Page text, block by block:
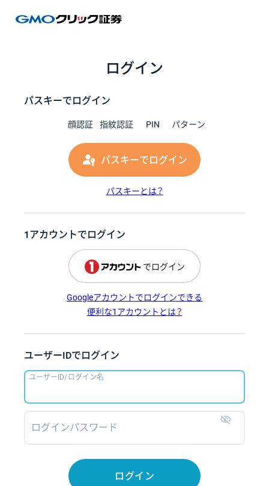
ログイン
パスキーでログイン
顔認証 指紋認証 PIN パターン
パスキーでログイン
パスキーとは？
1アカウントでログイン
でログイン
Googleアカウントでログインできる
便利な1アカウントとは？
ユーザーIDでログイン
ユーザーID/ログイン名
ログインパスワード
ログイン